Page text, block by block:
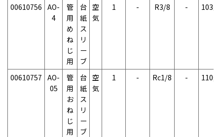
00610756 AO-
4
管
用
め
ね
じ
用
台
紙
ス
リ
ー
ブ
空
気
1 - R3/8 - 103g
00610757 AO-
05
管
用
お
ね
じ
用
台
紙
ス
リ
ー
ブ
空
気
1 - Rc1/8 - 110g